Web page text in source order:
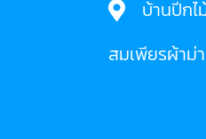
บ้านปีกไ
สมเพียรผ้าม่